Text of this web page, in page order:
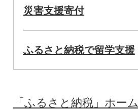
災害支援寄付
ふるさと納税で留学支援
「ふるさと納税」ホーム